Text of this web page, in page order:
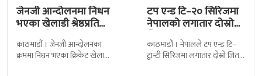
जेनजी आन्दोलनमा निधन
भएका खेलाडी श्रेष्ठप्रति
श्रद्धाञ्जली
काठमाडौं । जेनजी आन्दोलनका
क्रममा निधन भएका क्रिकेट खेलाडी
टप एन्ड टि–२० सिरिजमा
नेपालको लगातार दोस्रो
जित
काठमाडौं । नेपालले टप एन्ड टि–
ट्वान्टी सिरिजमा लगातार दोस्रो जित